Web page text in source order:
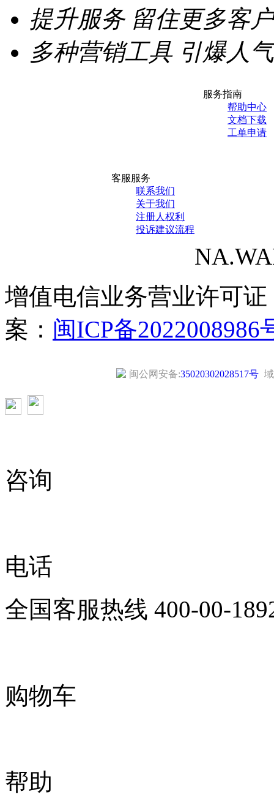
提升服务 留住更多客户
多种营销工具 引爆人气
服务指南
帮助中心
文档下载
工单申请
客服服务
联系我们
关于我们
注册人权利
投诉建议流程
增值电信业务营业许可证
案： 闽ICP备2022008986
闽公网安备:35020302028517号
咨询
电话
全国客服热线 400-00-
购物车
帮助